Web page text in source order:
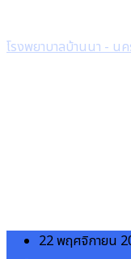
โรงพยาบาลบ้านนา - น
22 พฤศจิกายน